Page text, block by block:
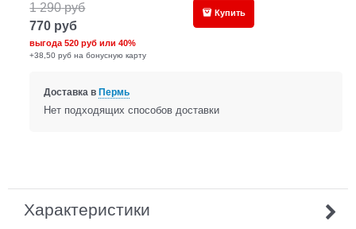
1 290 руб
770 руб
выгода520 руб или40%
+38,50 руб на бонусную карту
Купить
Доставка в Пермь
Нет подходящих способов доставки
Характеристики